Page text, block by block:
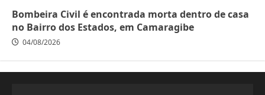
Bombeira Civil é encontrada morta dentro de casa
no Bairro dos Estados, em Camaragibe
04/08/2026